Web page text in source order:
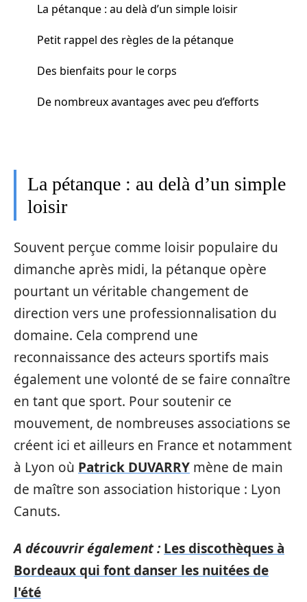
La pétanque : au delà d’un simple loisir
Petit rappel des règles de la pétanque
Des bienfaits pour le corps
De nombreux avantages avec peu d’efforts
La pétanque : au delà d’un simple
loisir
Souvent perçue comme loisir populaire du
dimanche après midi, la pétanque opère
pourtant un véritable changement de
direction vers une professionnalisation du
domaine. Cela comprend une
reconnaissance des acteurs sportifs mais
également une volonté de se faire connaître
en tant que sport. Pour soutenir ce
mouvement, de nombreuses associations se
créent ici et ailleurs en France et notamment
à Lyon où Patrick DUVARRY mène de main
de maître son association historique : Lyon
Canuts.
A découvrir également : Les discothèques à
Bordeaux qui font danser les nuitées de
l'été